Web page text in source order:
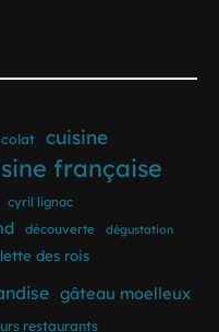
cuisine
française
cyril lignac
découverte dégustation
des rois
gâteau moelleux
restaurants